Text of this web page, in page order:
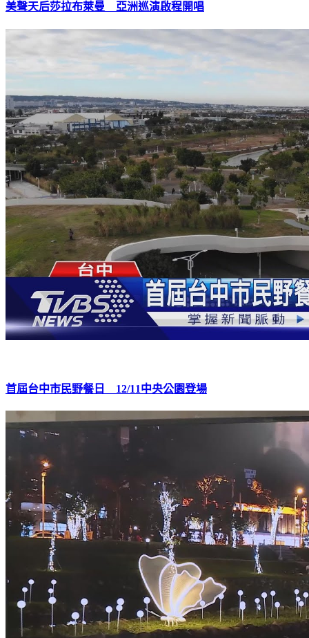
美聲天后莎拉布萊曼 亞洲巡演啟程開唱
首屆台中市民野餐日 12/11中央公園登場